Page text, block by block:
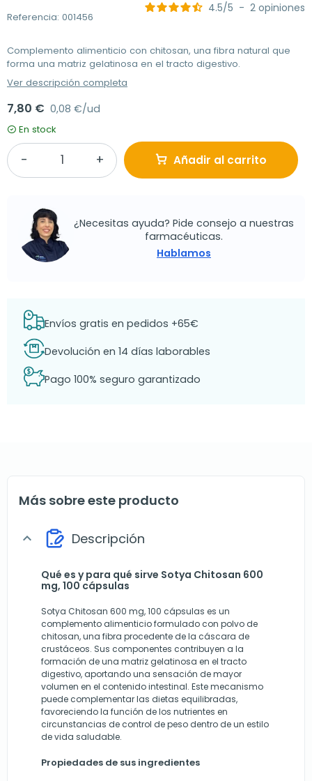
Referencia: 001456
4.5/5 - 2 opiniones
Complemento alimenticio con chitosan, una fibra natural que
forma una matriz gelatinosa en el tracto digestivo.
Ver descripción completa
7,80 € 0,08 €/ud
En stock
Añadir al carrito
¿Necesitas ayuda? Pide consejo a nuestras
farmacéuticas.
Hablamos
Envíos gratis en pedidos +65€
Devolución en 14 días laborables
Pago 100% seguro garantizado
Más sobre este producto
expand_more Descripción
Qué es y para qué sirve Sotya Chitosan 600
mg, 100 cápsulas
Sotya Chitosan 600 mg, 100 cápsulas es un
complemento alimenticio formulado con polvo de
chitosan, una fibra procedente de la cáscara de
crustáceos. Sus componentes contribuyen a la
formación de una matriz gelatinosa en el tracto
digestivo, aportando una sensación de mayor
volumen en el contenido intestinal. Este mecanismo
puede complementar las dietas equilibradas,
favoreciendo la función de los nutrientes en
circunstancias de control de peso dentro de un estilo
de vida saludable.
Propiedades de sus ingredientes